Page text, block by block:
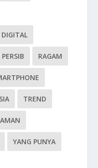
DIGITAL
PERSIB RAGAM
TREND
YANG PUNYA